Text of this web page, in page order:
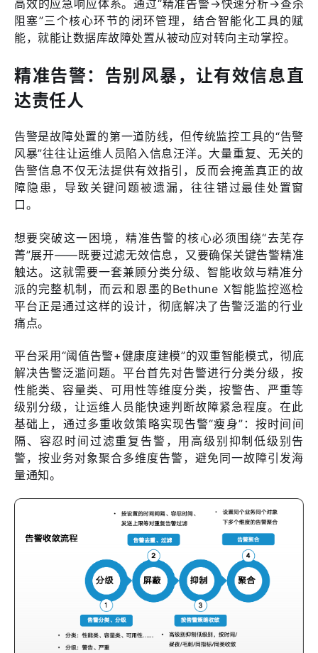
高效的应急响应体系。通过“精准告警→快速分析→查杀
阻塞”三个核心环节的闭环管理，结合智能化工具的赋
能，就能让数据库故障处置从被动应对转向主动掌控。
精准告警：告别风暴，让有效信息直
达责任人
告警是故障处置的第一道防线，但传统监控工具的“告警
风暴”往往让运维人员陷入信息汪洋。大量重复、无关的
告警信息不仅无法提供有效指引，反而会掩盖真正的故
障隐患，导致关键问题被遗漏，往往错过最佳处置窗
口。
想要突破这一困境，精准告警的核心必须围绕“去芜存
菁”展开——既要过滤无效信息，又要确保关键告警精准
触达。这就需要一套兼顾分类分级、智能收敛与精准分
派的完整机制，而云和恩墨的Bethune X智能监控巡检
平台正是通过这样的设计，彻底解决了告警泛滥的行业
痛点。
平台采用“阈值告警+健康度建模”的双重智能模式，彻底
解决告警泛滥问题。平台首先对告警进行分类分级，按
性能类、容量类、可用性等维度分类，按警告、严重等
级别分级，让运维人员能快速判断故障紧急程度。在此
基础上，通过多重收敛策略实现告警“瘦身”：按时间间
隔、容忍时间过滤重复告警，用高级别抑制低级别告
警，按业务对象聚合多维度告警，避免同一故障引发海
量通知。